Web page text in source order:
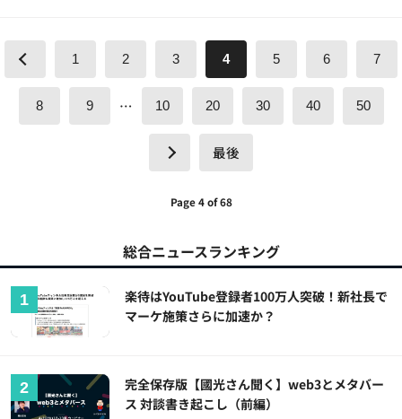
1 2 3 4 5 6 7
8 9 … 10 20 30 40 50
最後
Page 4 of 68
総合ニュースランキング
楽待はYouTube登録者100万人突破！新社長で
マーケ施策さらに加速か？
完全保存版【國光さん聞く】web3とメタバー
ス 対談書き起こし（前編）